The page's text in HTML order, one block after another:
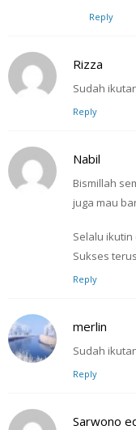
Reply
Rizza
Sudah
Reply
Nabil
Bismillah
juga mau
Selalu
Sukses terus
Reply
merlin
Sudah
Reply
Sarwono